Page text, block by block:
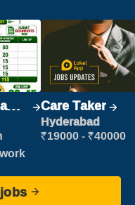
Care Taker
Hyderabad
₹19000 - ₹40000